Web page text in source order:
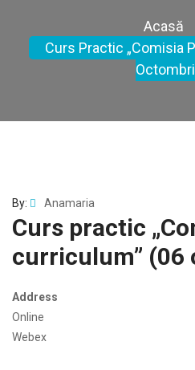
Acasă
Curs Practic „Comisia
By: Anamaria
Curs practic
curriculum” (06
Address
Online
Webex